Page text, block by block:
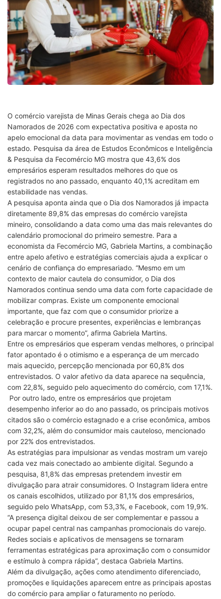
O comércio varejista de Minas Gerais chega ao Dia dos
Namorados de 2026 com expectativa positiva e aposta no
apelo emocional da data para movimentar as vendas em todo o
estado. Pesquisa da área de Estudos Econômicos e Inteligência
& Pesquisa da Fecomércio MG mostra que 43,6% dos
empresários esperam resultados melhores do que os
registrados no ano passado, enquanto 40,1% acreditam em
estabilidade nas vendas.
A pesquisa aponta ainda que o Dia dos Namorados já impacta
diretamente 89,8% das empresas do comércio varejista
mineiro, consolidando a data como uma das mais relevantes do
calendário promocional do primeiro semestre. Para a
economista da Fecomércio MG, Gabriela Martins, a combinação
entre apelo afetivo e estratégias comerciais ajuda a explicar o
cenário de confiança do empresariado. “Mesmo em um
contexto de maior cautela do consumidor, o Dia dos
Namorados continua sendo uma data com forte capacidade de
mobilizar compras. Existe um componente emocional
importante, que faz com que o consumidor priorize a
celebração e procure presentes, experiências e lembranças
para marcar o momento”, afirma Gabriela Martins.
Entre os empresários que esperam vendas melhores, o principal
fator apontado é o otimismo e a esperança de um mercado
mais aquecido, percepção mencionada por 60,8% dos
entrevistados. O valor afetivo da data aparece na sequência,
com 22,8%, seguido pelo aquecimento do comércio, com 17,1%.
Por outro lado, entre os empresários que projetam
desempenho inferior ao do ano passado, os principais motivos
citados são o comércio estagnado e a crise econômica, ambos
com 32,2%, além do consumidor mais cauteloso, mencionado
por 22% dos entrevistados.
As estratégias para impulsionar as vendas mostram um varejo
cada vez mais conectado ao ambiente digital. Segundo a
pesquisa, 81,8% das empresas pretendem investir em
divulgação para atrair consumidores. O Instagram lidera entre
os canais escolhidos, utilizado por 81,1% dos empresários,
seguido pelo WhatsApp, com 53,3%, e Facebook, com 19,9%.
“A presença digital deixou de ser complementar e passou a
ocupar papel central nas campanhas promocionais do varejo.
Redes sociais e aplicativos de mensagens se tornaram
ferramentas estratégicas para aproximação com o consumidor
e estímulo à compra rápida”, destaca Gabriela Martins.
Além da divulgação, ações como atendimento diferenciado,
promoções e liquidações aparecem entre as principais apostas
do comércio para ampliar o faturamento no período.